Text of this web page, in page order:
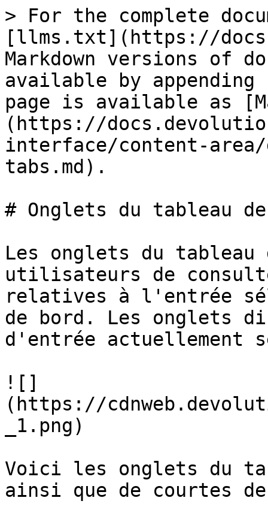
> For the complete
[llms.txt](https://
Markdown versions of
available by
page is available as
(https://
interface/content-area/
tabs.md).
# Onglets du tableau
Les onglets du tableau
utilisateurs de
relatives à l'entrée
de bord. Les onglets
d'entrée actuellement
![]
(https://
_1.png)
Voici les onglets du
ainsi que de courtes